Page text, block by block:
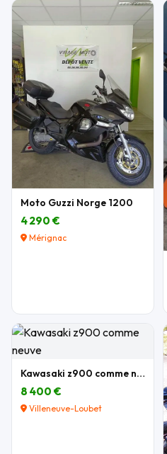
Moto Guzzi Norge 1200
4 290 €
Mérignac
Kawasaki z900 comme neuve
8 400 €
Villeneuve-Loubet